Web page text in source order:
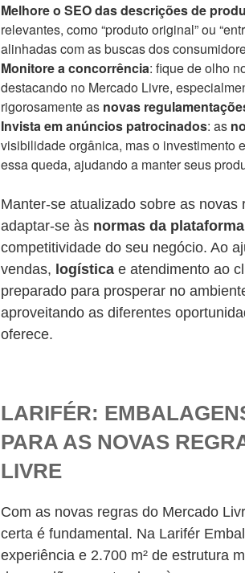
Melhore o SEO das descrições de
relevantes, como “produto original” ou
alinhadas com as buscas dos
Monitore a concorrência: fique de olho
destacando no Mercado Livre,
rigorosamente as novas
Invista em anúncios patrocinados: as
visibilidade orgânica, mas o investimento
essa queda, ajudando a manter seus
Manter-se atualizado sobre as novas
adaptar-se às normas da plataforma
competitividade do seu negócio. Ao
vendas, logística e atendimento ao
preparado para prosperar no
aproveitando as diferentes
oferece.
LARIFÉR:
PARA AS NOVAS
LIVRE
Com as novas regras do Mercado
certa é fundamental. Na Larifér
experiência e 2.700 m² de estrutura